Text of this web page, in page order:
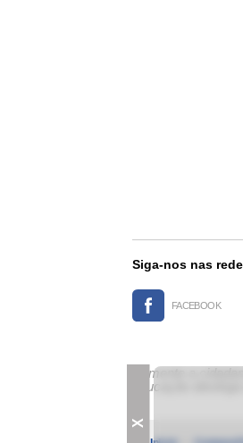
Siga-nos nas
FACEBOOK
Somente a
educação
X